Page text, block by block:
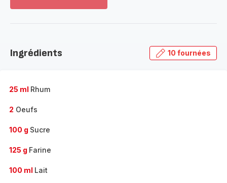
gamme
Ingrédients 10 fournées
25 ml Rhum
2 Oeufs
100 g Sucre
125 g Farine
100 ml Lait